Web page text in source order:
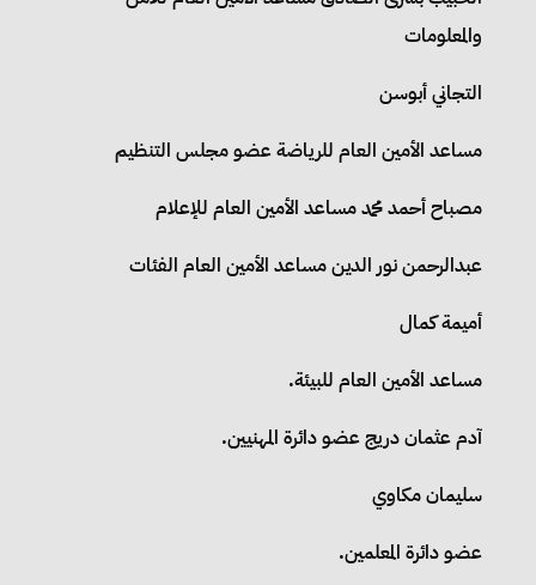
والمعلومات
التجاني أبوسن
مساعد الأمين العام للرياضة عضو مجلس التنظيم
مصباح أحمد محمد مساعد الأمين العام للإعلام
عبدالرحمن نور الدين مساعد الأمين العام الفئات
أميمة كمال
مساعد الأمين العام للبيئة.
آدم عثمان دريج عضو دائرة المهنيين.
سليمان مكاوي
عضو دائرة المعلمين.